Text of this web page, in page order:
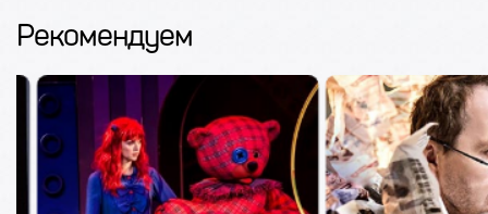
Рекомендуем